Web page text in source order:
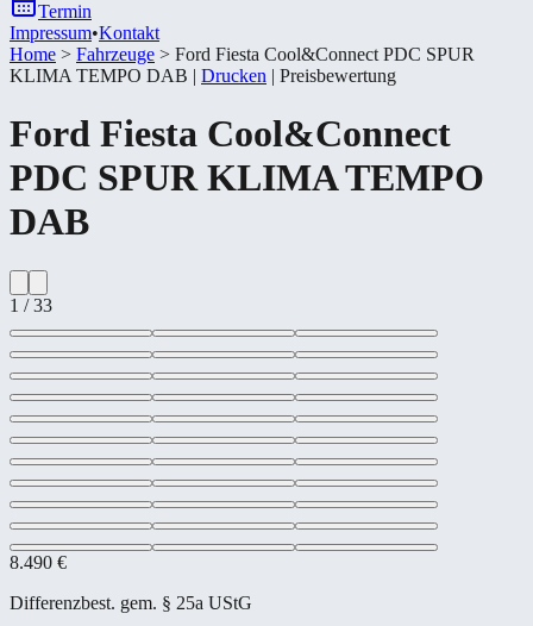
Termin
Impressum•Kontakt
Home > Fahrzeuge > Ford Fiesta Cool&​Connect PDC SPUR
KLIMA TEMPO DAB | Drucken | Preisbewertung
Ford Fiesta Cool&​Connect
PDC SPUR KLIMA TEMPO
DAB
1 /33
8.490 €
Differenzbest. gem. § 25a UStG